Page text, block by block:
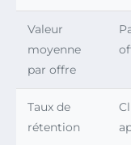
Valeur
moyenne
par offre
Taux de
rétention